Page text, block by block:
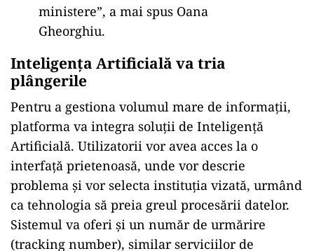
ministere”, a mai spus Oana
Gheorghiu.
Inteligența Artificială va tria
plângerile
Pentru a gestiona volumul mare de informații,
platforma va integra soluții de Inteligență
Artificială. Utilizatorii vor avea acces la o
interfață prietenoasă, unde vor descrie
problema și vor selecta instituția vizată, urmând
ca tehnologia să preia greul procesării datelor.
Sistemul va oferi și un număr de urmărire
(tracking number), similar serviciilor de